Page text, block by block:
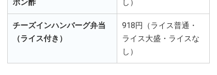
ポン酢
し）
チーズインハンバーグ弁当
（ライス付き）
918円（ライス普通・
ライス大盛・ライスな
し）